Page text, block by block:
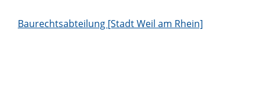
Baurechtsabteilung [Stadt Weil am Rhein]